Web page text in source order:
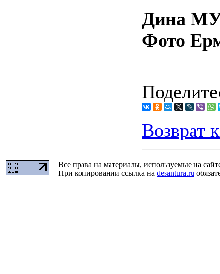
Дина
Фото
Возврат
Все права на материалы, используемые на
При копировании ссылка на desantura.ru